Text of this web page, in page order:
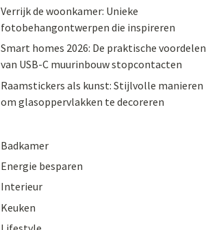
Verrijk de woonkamer: Unieke
fotobehangontwerpen die inspireren
Smart homes 2026: De praktische voordelen
van USB-C muurinbouw stopcontacten
Raamstickers als kunst: Stijlvolle manieren
om glasoppervlakken te decoreren
Badkamer
Energie besparen
Interieur
Keuken